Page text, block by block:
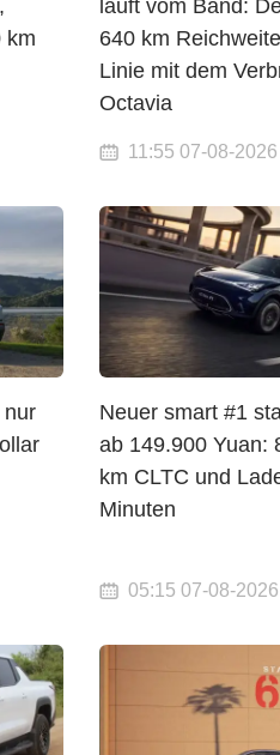
km
läuft vom Band:
640 km
Linie mit dem
Octavia
11:55 07-08-2026
nur
Neuer smart #1
ab 149.900 Yuan:
km CLTC und
Minuten
05:15 07-08-2026